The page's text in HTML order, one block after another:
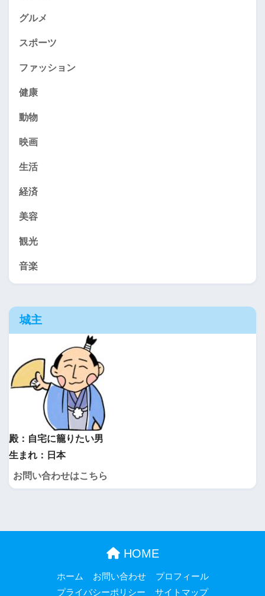
グルメ
スポーツ
ファッション
健康
動物
映画
生活
経済
美容
観光
音楽
城主
殿：自宅に籠りたい男
生まれ：日本
お問い合わせはこちら
HOME
ホーム お問い合わせ
プロフィール
プライバシーポリシー
サイトマップ